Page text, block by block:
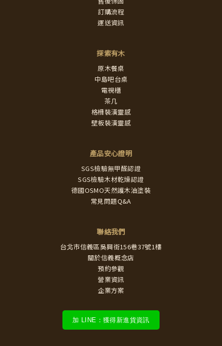
訂購流程
運送資訊
探索有木
原木餐桌
中島吧台桌
電視櫃
茶几
格柵裝潢靈感
壁板裝潢靈感
產品安心證明
SGS檢驗無甲醛認證
SGS檢驗木材乾燥認證
德國OSMO天然護木油塗裝
常見問題Q&A
聯絡我們
台北市信義區吳興街156巷37號1樓
關於信義概念店
預約參觀
營業資訊
企業方案
加 LINE：獲得新進貨資訊